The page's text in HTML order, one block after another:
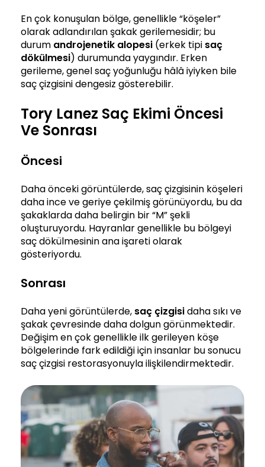
En çok konuşulan bölge, genellikle “köşeler”
olarak adlandırılan şakak gerilemesidir; bu
durum androjenetik alopesi (erkek tipi saç
dökülmesi) durumunda yaygındır. Erken
gerileme, genel saç yoğunluğu hâlâ iyiyken bile
saç çizgisini dengesiz gösterebilir.
Tory Lanez Saç Ekimi Öncesi
Ve Sonrası
Öncesi
Daha önceki görüntülerde, saç çizgisinin köşeleri
daha ince ve geriye çekilmiş görünüyordu, bu da
şakaklarda daha belirgin bir “M” şekli
oluşturuyordu. Hayranlar genellikle bu bölgeyi
saç dökülmesinin ana işareti olarak
gösteriyordu.
Sonrası
Daha yeni görüntülerde, saç çizgisidaha sıkı ve
şakak çevresinde daha dolgun görünmektedir.
Değişim en çok genellikle ilk gerileyen köşe
bölgelerinde fark edildiği için insanlar bu sonucu
saç çizgisi restorasyonuyla ilişkilendirmektedir.